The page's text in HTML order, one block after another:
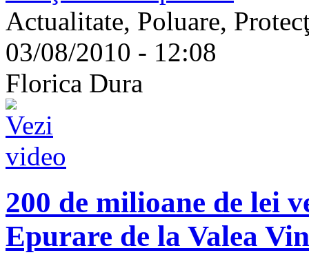
Actualitate, Poluare,
03/08/2010 - 12:08
Florica Dura
200 de milioane de lei
Epurare de la Valea